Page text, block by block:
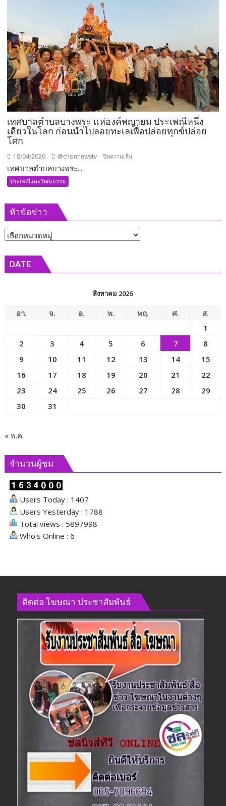
เจดีย์
กตัญญู
คัมภีร์
โร
ผล
บุญ
นี้
เป็น
ปัจจัย
พิธี
วาง
คัมภีร์
ปัจจัย
บรรลุ
เทศบาลตำบลบางพระ แห่องค์พญายม ประเพณีหนึ่ง
เดียวในโลก ก่อนนำไปลอยทะเลเพื่อปล่อยทุกข์ปล่อย
โศก
18/04/2026 @chonnewstv ปิดความเห็น
องค์
พญา
ก่อน
ลอย
ทะเล
ปล่อย
ทุกข์
เทศบาลตำบลบางพระ...
ประเพณีและวัฒนธรรม
หัวข้อข่าว
หัวข้อ
DATE
สิงหาคม 2026
อา. จ. อ. พ. พฤ. ศ.
ส.
1
2
3 4 5 6 7
8
9
10 11 12 13 14
15
16
17 18 19 20 21
22
23
24 25 26 27 28
29
30
31
« พ.ค.
จำนวนผู้ชม
Users Today : 1407
Users Yesterday : 1788
Total views : 5897998
Who's Online : 6
ติดต่อ​ โฆษณา​ ประชาสัมพันธ์